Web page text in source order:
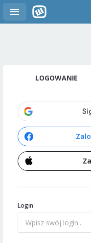
LOGOWANIE
Login